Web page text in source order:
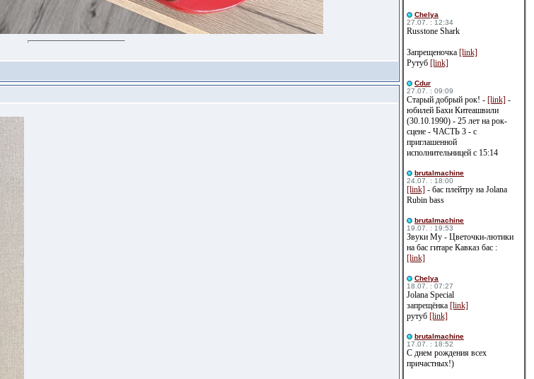
Сhelya
27.07. : 12:34
Russtone Shark
Запрещеночка [link]
Рутуб [link]
Cdur
27.07. : 09:09
Старый добрый рок! - [link] -
юбилей Бахи Китеашвили
(30.10.1990) - 25 лет на рок-
сцене - ЧАСТЬ 3 - с
приглашенной
исполнительницей с 15:14
brutalmachine
24.07. : 18:00
[link] - бас плейтру на Jolana
Rubin bass
brutalmachine
19.07. : 19:53
Звуки Му - Цветочки-лютики
на бас гитаре Кавказ бас :
[link]
Сhelya
18.07. : 07:27
Jolana Special
запрещёнка [link]
рутуб [link]
brutalmachine
17.07. : 18:52
С днем рождения всех
причастных!)